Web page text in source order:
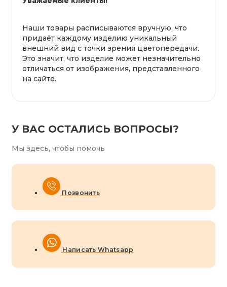
Наши товары расписываются вручную, что
придаёт каждому изделию уникальный
внешний вид с точки зрения цветопередачи.
Это значит, что изделие может незначительно
отличаться от изображения, представленного
на сайте.
У ВАС ОСТАЛИСЬ ВОПРОСЫ?
Мы здесь, чтобы помочь
Позвонить
Написать Whatsapp